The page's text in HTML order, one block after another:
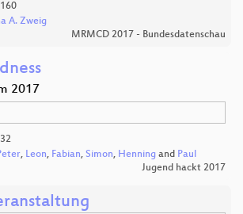
160
A. Zweig
MRMCD 2017 - Bundesdatenschau
2017
32
, Leon, Fabian, Simon, Henning and Paul
Jugend hackt 2017